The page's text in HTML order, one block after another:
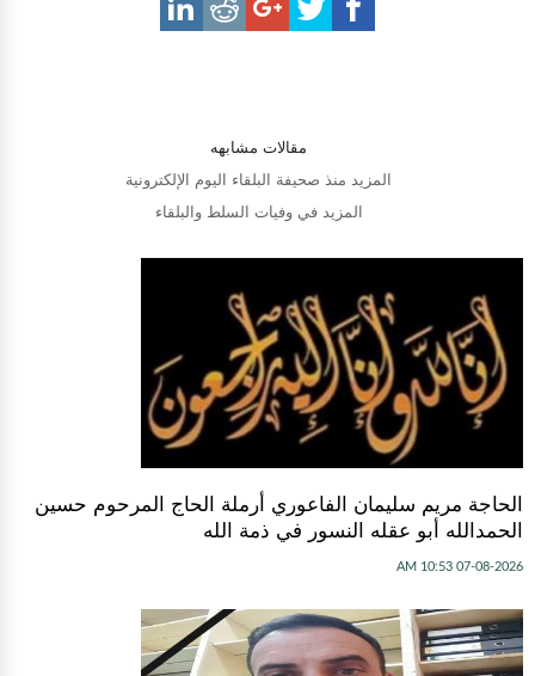
مقالات مشابهه
المزيد منذ صحيفة البلقاء اليوم الإلكترونية
المزيد في وفيات السلط والبلقاء
الحاجة مريم سليمان الفاعوري أرملة الحاج المرحوم حسين
الحمدالله أبو عقله النسور في ذمة الله
07-08-2026 10:53 AM